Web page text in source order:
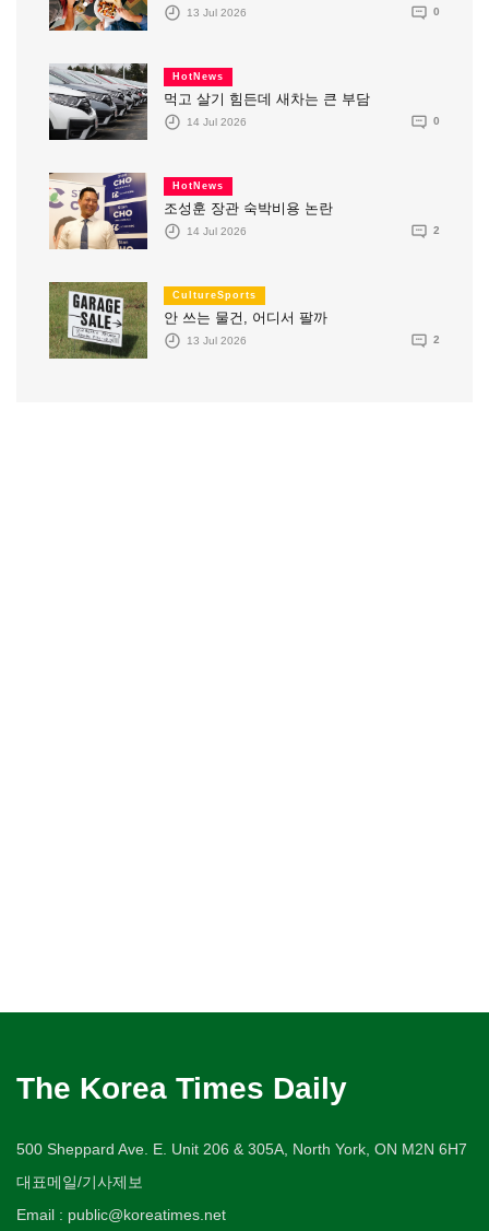
13 Jul 2026 0
HotNews
먹고 살기 힘든데 새차는 큰 부담
14 Jul 2026 0
HotNews
조성훈 장관 숙박비용 논란
14 Jul 2026 2
CultureSports
안 쓰는 물건, 어디서 팔까
13 Jul 2026 2
The Korea Times Daily
500 Sheppard Ave. E. Unit 206 & 305A, North York, ON M2N 6H7
대표메일/기사제보
Email : public@koreatimes.net